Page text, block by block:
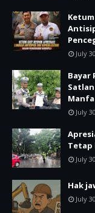
July
Bayar
July
Tetap
July
Hak
July